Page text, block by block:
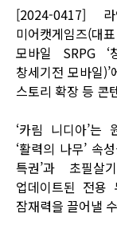
[2024-0417] 라
미어캣게임즈(대
모바일 SRPG ‘
창세기전 모바일
스토리 확장 등 콘
‘카림 니디아’
‘활력의 나무’ 속
특권’과 초필살
업데이트된 전용
잠재력을 끌어낼